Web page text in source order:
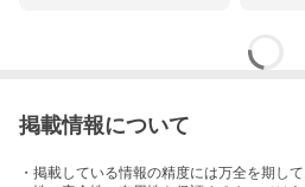
用、保管するなど、特に注意する。
掲載情報について
・掲載している情報の精度には万全を期し